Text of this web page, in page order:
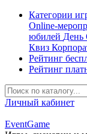
Категории
Online-
юбилей День
Квиз
Рейтинг
Рейтинг
Личный кабинет
EventGame